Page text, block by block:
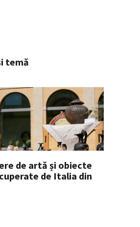
temă
de artă și obiecte
de Italia din